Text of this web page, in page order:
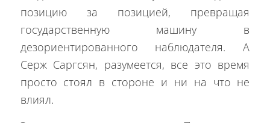
позицию за позицией, превращая
государственную машину в
дезориентированного наблюдателя. А
Серж Саргсян, разумеется, все это время
просто стоял в стороне и ни на что не
влиял.